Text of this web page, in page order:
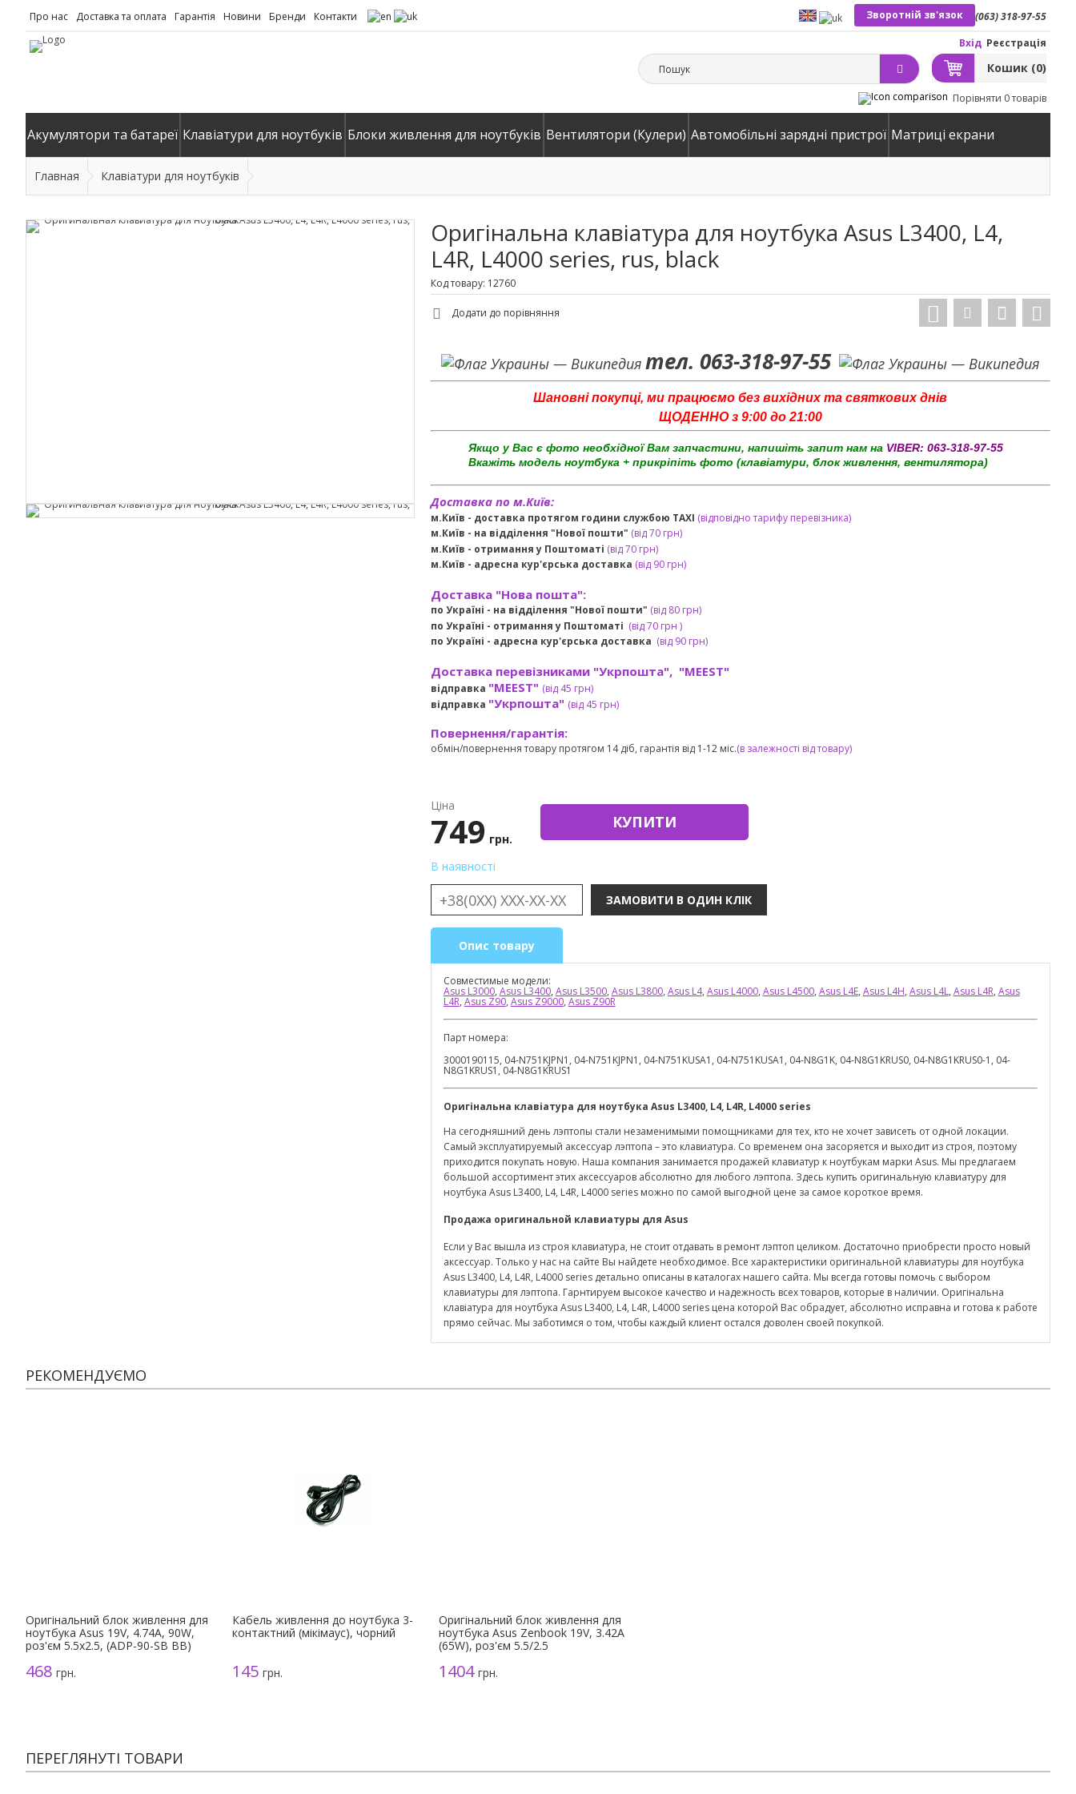
Про нас Доставка та оплата Гарантія Новини Бренди Контакти (063) 318-97-55
Зворотній зв'язок
Вхід Реєстрація
Кошик (0)
Порівняти 0 товарів
Акумулятори та батареї Клавіатури для ноутбуків Блоки живлення для ноутбуків Вентилятори (Кулери) Автомобільні зарядні пристрої Матриці екрани
Главная Клавіатури для ноутбуків
Оригінальна клавіатура для ноутбука Asus L3400, L4,
L4R, L4000 series, rus, black
Код товару: 12760
Додати до порівняння
тел. 063-318-97-55
Шановні покупці, ми працюємо без вихідних та святкових днів
ЩОДЕННО з 9:00 до 21:00
Якщо у Вас є фото необхідної Вам запчастини, напишіть запит нам на VIBER: 063-318-97-55
Вкажіть модель ноутбука + прикріпіть фото (клавіатури, блок живлення, вентилятора)
Доставка по м.Київ:
м.Київ - доставка протягом години службою TAXI (відповідно тарифу перевізника)
м.Київ - на відділення "Нової пошти" (від 70 грн)
м.Київ - отримання у Поштоматі (від 70 грн)
м.Київ - адресна кур'єрська доставка (від90 грн)
Доставка "Нова пошта":
по Україні - на відділення "Нової пошти" (від 80 грн)
по Україні - отримання у Поштоматі (від 70 грн )
по Україні - адресна кур'єрська доставка (від90 грн)
Доставка перевізниками "Укрпошта", "MEEST"
відправка "MEEST" (від 45 грн)
відправка "Укрпошта" (від 45 грн)
Повернення/гарантія:
обмін/повернення товару протягом 14 діб, гарантія від 1-12 міс.(в залежності від товару)
Ціна
749 грн.
В наявності
КУПИТИ
Опис товару
Совместимые модели:
Asus L3000, Asus L3400, Asus L3500, Asus L3800, Asus L4, Asus L4000, Asus L4500, Asus L4E, Asus L4H, Asus L4L, Asus L4R, Asus
L4R, Asus Z90, Asus Z9000, Asus Z90R
Парт номера:
3000190115, 04-N751KJPN1, 04-N751KJPN1, 04-N751KUSA1, 04-N751KUSA1, 04-N8G1K, 04-N8G1KRUS0, 04-N8G1KRUS0-1, 04-
N8G1KRUS1, 04-N8G1KRUS1
Оригінальна клавіатура для ноутбука Asus L3400, L4, L4R, L4000 series
На сегодняшний день лэптопы стали незаменимыми помощниками для тех, кто не хочет зависеть от одной локации.
Самый эксплуатируемый аксессуар лэптопа – это клавиатура. Со временем она засоряется и выходит из строя, поэтому
приходится покупать новую. Наша компания занимается продажей клавиатур к ноутбукам марки Asus. Мы предлагаем
большой ассортимент этих аксессуаров абсолютно для любого лэптопа. Здесь купить оригинальную клавиатуру для
ноутбука Asus L3400, L4, L4R, L4000 series можно по самой выгодной цене за самое короткое время.
Продажа оригинальной клавиатуры для Asus
Если у Вас вышла из строя клавиатура, не стоит отдавать в ремонт лэптоп целиком. Достаточно приобрести просто новый
аксессуар. Только у нас на сайте Вы найдете необходимое. Все характеристики оригинальной клавиатуры для ноутбука
Asus L3400, L4, L4R, L4000 series детально описаны в каталогах нашего сайта. Мы всегда готовы помочь с выбором
клавиатуры для лэптопа. Гарнтируем высокое качество и надежность всех товаров, которые в наличии. Оригінальна
клавіатура для ноутбука Asus L3400, L4, L4R, L4000 series цена которой Вас обрадует, абсолютно исправна и готова к работе
прямо сейчас. Мы заботимся о том, чтобы каждый клиент остался доволен своей покупкой.
РЕКОМЕНДУЄМО
Оригінальний блок живлення для
ноутбука Asus 19V, 4.74A, 90W,
роз'єм 5.5x2.5, (ADP-90-SB BB)
468 грн.
Кабель живлення до ноутбука 3-
контактний (мікімаус), чорний
145 грн.
Оригінальний блок живлення для
ноутбука Asus Zenbook 19V, 3.42A
(65W), роз'єм 5.5/2.5
1404 грн.
ПЕРЕГЛЯНУТІ ТОВАРИ